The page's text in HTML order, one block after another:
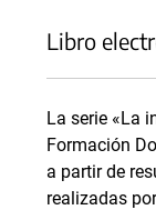
Libro
La serie «La
Formación
a partir de
realizadas